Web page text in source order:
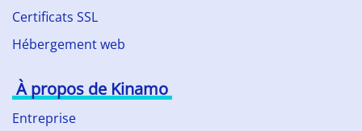
Certificats SSL
Hébergement web
À propos de Kinamo
Entreprise